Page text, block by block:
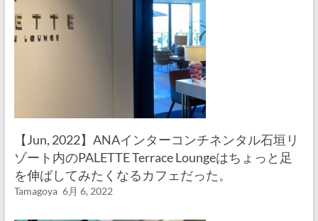
【Jun, 2022】ANAインターコンチネンタル石垣リ
ゾート内のPALETTE Terrace Loungeはちょっと足
を伸ばしてみたくなるカフェだった。
Tamagoya 6月 6, 2022